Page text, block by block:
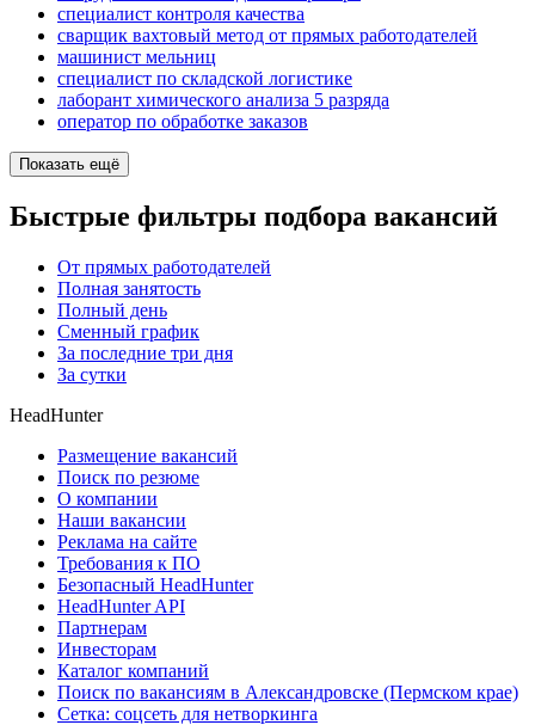
специалист контроля качества
сварщик вахтовый метод от прямых работодателей
машинист мельниц
специалист по складской логистике
лаборант химического анализа 5 разряда
оператор по обработке заказов
Показать ещё
Быстрые фильтры подбора вакансий
От прямых работодателей
Полная занятость
Полный день
Сменный график
За последние три дня
За сутки
HeadHunter
Размещение вакансий
Поиск по резюме
О компании
Наши вакансии
Реклама на сайте
Требования к ПО
Безопасный HeadHunter
HeadHunter API
Партнерам
Инвесторам
Каталог компаний
Поиск по вакансиям в Александровске (Пермском крае)
Сетка: соцсеть для нетворкинга